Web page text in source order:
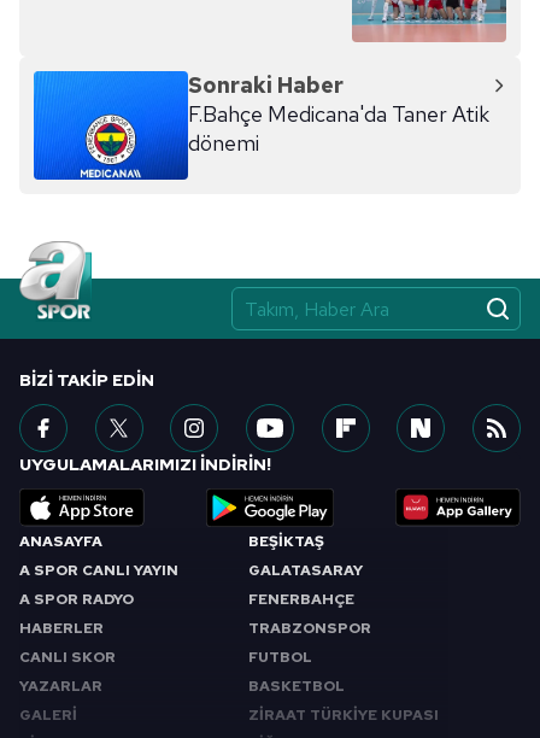
Sonraki Haber
F.Bahçe Medicana'da Taner Atik
dönemi
ANASAYFA
A SPOR CANLI YAYIN
A SPOR RADYO
HABERLER
CANLI SKOR
YAZARLAR
GALERİ
BEŞİKTAŞ
GALATASARAY
FENERBAHÇE
TRABZONSPOR
FUTBOL
BASKETBOL
ZİRAAT TÜRKİYE KUPASI
BIZI TAKIP EDIN
UYGULAMALARIMIZI İNDİRİN!